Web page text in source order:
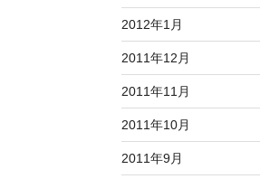
2012年1月
2011年12月
2011年11月
2011年10月
2011年9月